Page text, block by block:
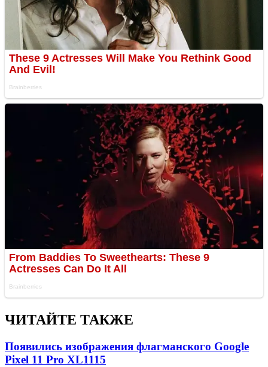
ЧИТАЙТЕ ТАКЖЕ
Появились изображения флагманского Google
Pixel 11 Pro XL1115